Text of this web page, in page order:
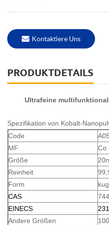
Kontaktiere Uns
PRODUKTDETAILS
Ultrafeine
Spezifikation von Kobalt-
Code
MF
Co
Größe
Reinheit
Form
CAS
EINECS
Andere Größen